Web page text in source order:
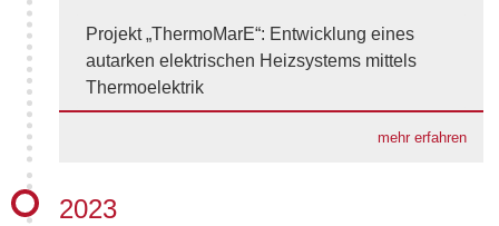
Projekt „ThermoMarE“: Entwicklung eines
autarken elektrischen Heizsystems mittels
Thermoelektrik
mehr erfahren
2023